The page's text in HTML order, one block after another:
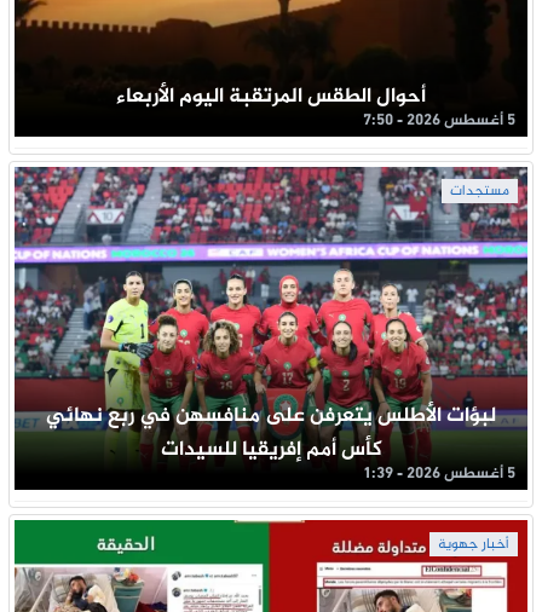
أحوال الطقس المرتقبة اليوم الأربعاء
5 أغسطس 2026 - 7:50
مستجدات
لبؤات الأطلس يتعرفن على منافسهن في ربع نهائي
كأس أمم إفريقيا للسيدات
5 أغسطس 2026 - 1:39
أخبار جهوية